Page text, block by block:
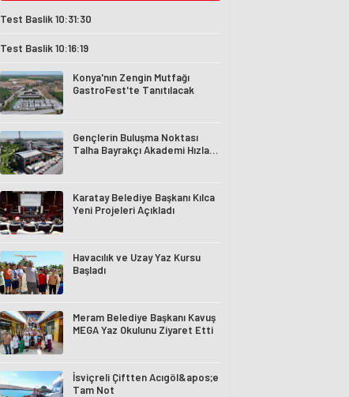
Test Baslik 10:31:30
Test Baslik 10:16:19
Konya'nın Zengin Mutfağı
GastroFest'te Tanıtılacak
Gençlerin Buluşma Noktası
Talha Bayrakçı Akademi Hızla
Karatay Belediye Başkanı Kılca
Yeni Projeleri Açıkladı
Havacılık ve Uzay Yaz Kursu
Başladı
Meram Belediye Başkanı Kavuş
MEGA Yaz Okulunu Ziyaret Etti
İsviçreli Çiftten Acıgöl&apos;e
Tam Not